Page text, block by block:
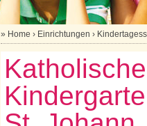
» Home › Einrichtungen ›